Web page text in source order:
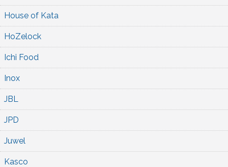
House of Kata
HoZelock
Ichi Food
Inox
JBL
JPD
Juwel
Kasco